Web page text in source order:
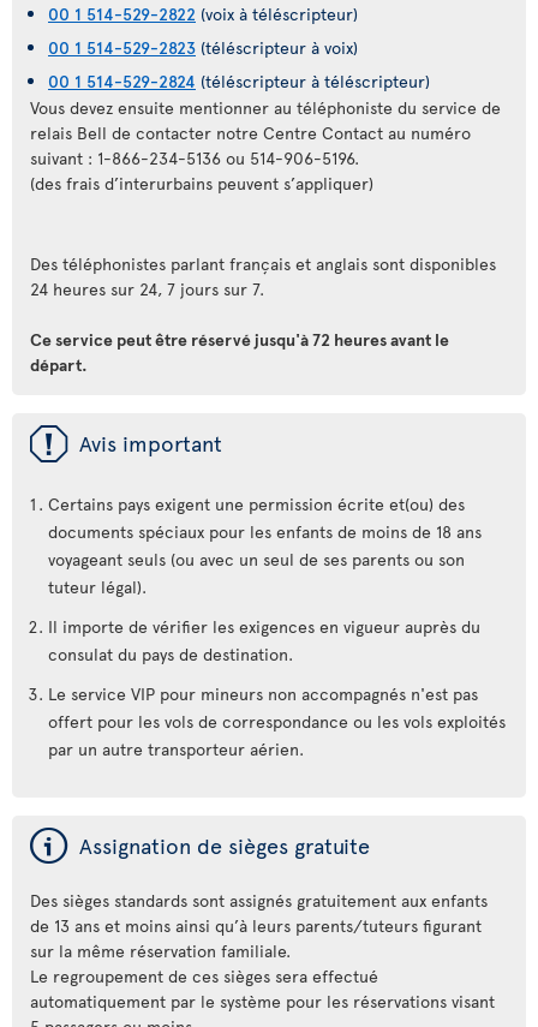
00 1 514-529-2822 (voix à téléscripteur)
00 1 514-529-2823 (téléscripteur à voix)
00 1 514-529-2824 (téléscripteur à téléscripteur)
Vous devez ensuite mentionner au téléphoniste du service de
relais Bell de contacter notre Centre Contact au numéro
suivant : 1-866-234-5136 ou 514-906-5196.
(des frais d’interurbains peuvent s’appliquer)
Des téléphonistes parlant français et anglais sont disponibles
24 heures sur 24, 7 jours sur 7.
Ce service peut être réservé jusqu'à 72 heures avant le
départ.
ü Avis important
Certains pays exigent une permission écrite et(ou) des
documents spéciaux pour les enfants de moins de 18 ans
voyageant seuls (ou avec un seul de ses parents ou son
tuteur légal).
Il importe de vérifier les exigences en vigueur auprès du
consulat du pays de destination.
Le service VIP pour mineurs non accompagnés n'est pas
offert pour les vols de correspondance ou les vols exploités
par un autre transporteur aérien.
ý Assignation de sièges gratuite
Des sièges standards sont assignés gratuitement aux enfants
de 13 ans et moins ainsi qu’à leurs parents/tuteurs figurant
sur la même réservation familiale.
Le regroupement de ces sièges sera effectué
automatiquement par le système pour les réservations visant